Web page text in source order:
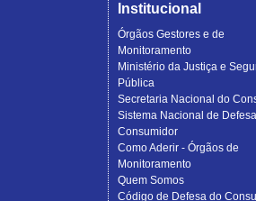
Institucional
Órgãos Gestores e de
Monitoramento
Ministério da Justiça e
Pública
Secretaria Nacional do
Sistema Nacional de
Consumidor
Como Aderir - Órgãos de
Monitoramento
Quem Somos
Código de Defesa do